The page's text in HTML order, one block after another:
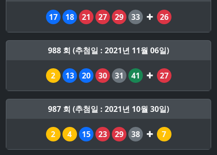
17 18 21 27 29 33 26
988 회 (추첨일 : 2021년 11월 06일)
2 13 20 30 31 41 27
987 회 (추첨일 : 2021년 10월 30일)
2 4 15 23 29 38 7